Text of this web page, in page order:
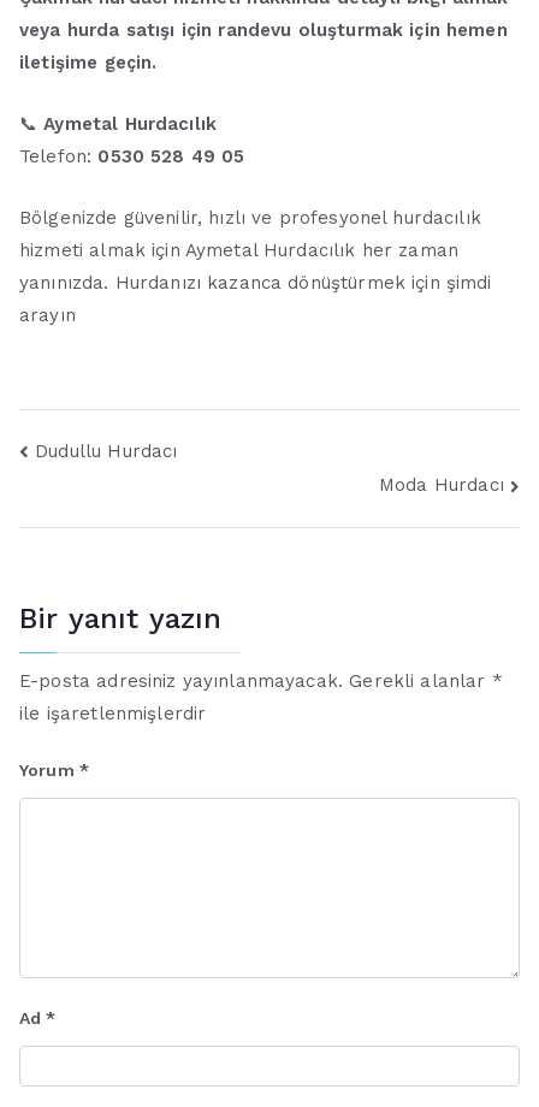
veya hurda satışı için randevu oluşturmak için hemen
iletişime geçin.
📞Aymetal Hurdacılık
Telefon: 0530 528 49 05
Bölgenizde güvenilir, hızlı ve profesyonel hurdacılık
hizmeti almak için Aymetal Hurdacılık her zaman
yanınızda. Hurdanızı kazanca dönüştürmek için şimdi
arayın
Yazı
Dudullu Hurdacı
Moda Hurdacı
Bir yanıt yazın
E-posta adresiniz yayınlanmayacak. Gerekli alanlar *
ile işaretlenmişlerdir
Yorum *
Ad*